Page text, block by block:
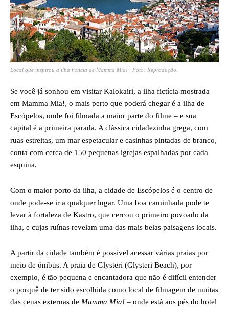
Local que inspirou a ilha fictícia de Mamma Mia! | Foto: Reprodução.
Se você já sonhou em visitar Kalokairi, a ilha fictícia mostrada
em Mamma Mia!, o mais perto que poderá chegar é a ilha de
Escópelos, onde foi filmada a maior parte do filme – e sua
capital é a primeira parada. A clássica cidadezinha grega, com
ruas estreitas, um mar espetacular e casinhas pintadas de branco,
conta com cerca de 150 pequenas igrejas espalhadas por cada
esquina.
Com o maior porto da ilha, a cidade de Escópelos é o centro de
onde pode-se ir a qualquer lugar. Uma boa caminhada pode te
levar à fortaleza de Kastro, que cercou o primeiro povoado da
ilha, e cujas ruínas revelam uma das mais belas paisagens locais.
A partir da cidade também é possível acessar várias praias por
meio de ônibus. A praia de Glysteri (Glysteri Beach), por
exemplo, é tão pequena e encantadora que não é difícil entender
o porquê de ter sido escolhida como local de filmagem de muitas
das cenas externas de Mamma Mia! – onde está aos pés do hotel